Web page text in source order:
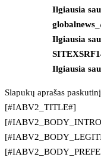
Ilgiausia
Ilgiausia
Ilgiausia
Slapukų aprašas
[#IABV2_TITLE#]